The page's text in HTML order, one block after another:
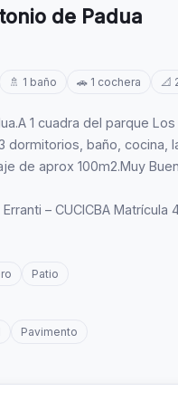
de Padua
🚿 1 baño 🚗 1 cochera 📐
1 cuadra del parque
dormitorios, baño, cocina,
de aprox 100m2.Muy
– CUCICBA Matrícula
Patio
Pavimento